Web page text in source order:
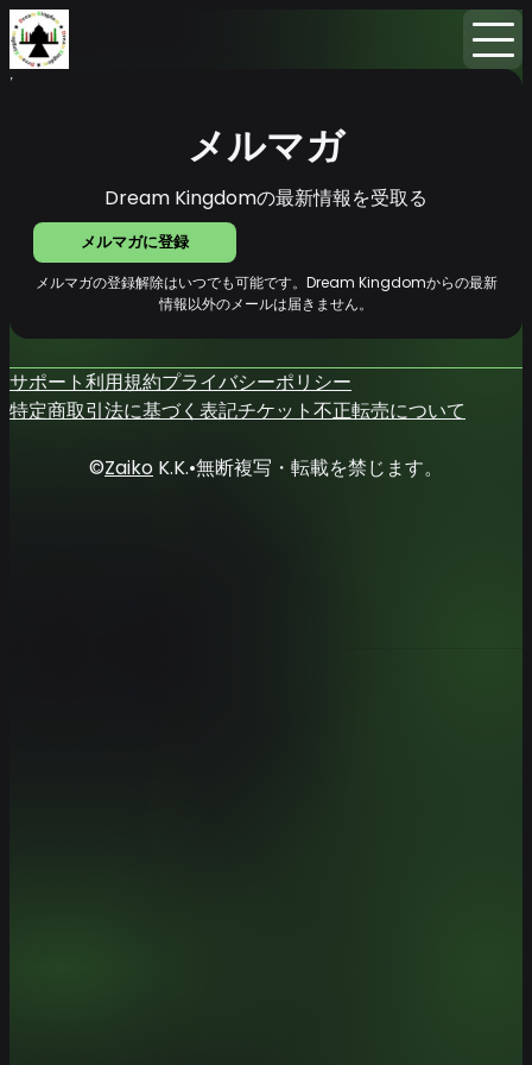
Home
メルマガ
Dream Kingdomの最新情報を受取る
メルマガに登録
メルマガの登録解除はいつでも可能です。Dream Kingdomからの最新
情報以外のメールは届きません。
サポート利用規約プライバシーポリシー
特定商取引法に基づく表記チケット不正転売について
©Zaiko K.K.•無断複写・転載を禁じます。